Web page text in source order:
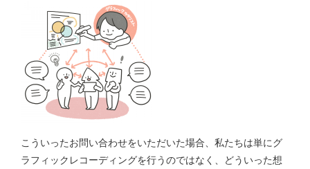
こういったお問い合わせをいただいた場合、私たちは単にグ
ラフィックレコーディングを行うのではなく、どういった想